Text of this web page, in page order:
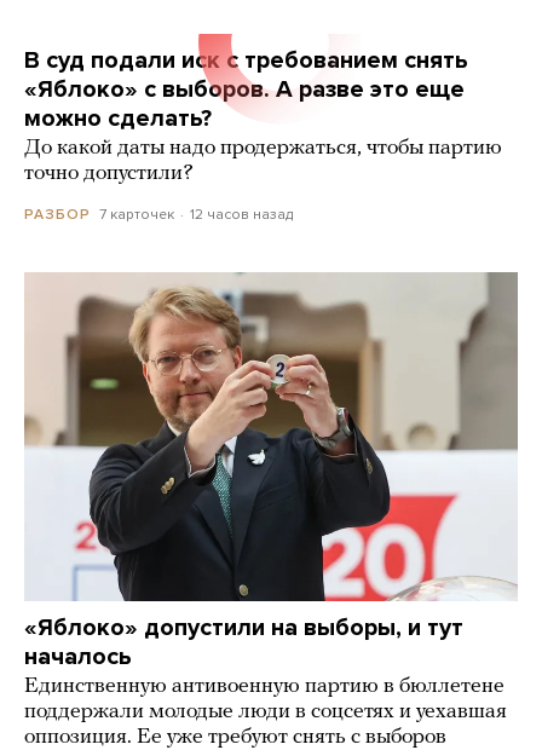
В суд подали иск с требованием снять
«Яблоко» с выборов. А разве это еще
можно сделать?
До какой даты надо продержаться, чтобы партию
точно допустили?
РАЗБОР 7 карточек 12 часов назад
«Яблоко» допустили на выборы, и тут
началось
Единственную антивоенную партию в бюллетене
поддержали молодые люди в соцсетях и уехавшая
оппозиция. Ее уже требуют снять с выборов